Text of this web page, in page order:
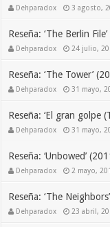
Dehparadox 3 agosto,
Reseña: ‘The Berlin
Dehparadox 24 julio,
Reseña: ‘The Tower’
Dehparadox 31 mayo,
Reseña: ‘El gran golpe
Dehparadox 31 mayo,
Reseña: ‘Unbowed’
Dehparadox 2 mayo,
Reseña: ‘The
Dehparadox 23 abril,